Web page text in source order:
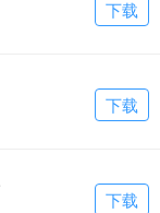
下载
下载
下载